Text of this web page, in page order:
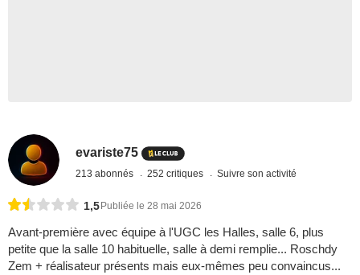
evariste75
213 abonnés 252 critiques Suivre son activité
1,5 Publiée le 28 mai 2026
Avant-première avec équipe à l'UGC les Halles, salle 6, plus
petite que la salle 10 habituelle, salle à demi remplie... Roschdy
Zem + réalisateur présents mais eux-mêmes peu convaincus...